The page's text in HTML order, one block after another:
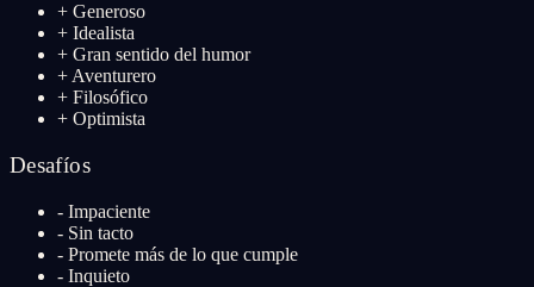
+ Generoso
+ Idealista
+ Gran sentido del humor
+ Aventurero
+ Filosófico
+ Optimista
Desafíos
- Impaciente
- Sin tacto
- Promete más de lo que cumple
- Inquieto